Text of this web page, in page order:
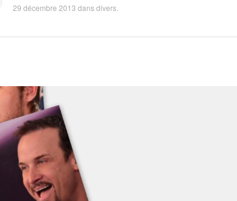
29 décembre 2013 dansdivers